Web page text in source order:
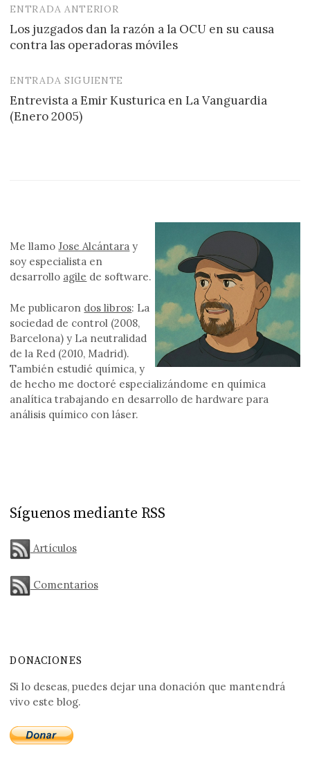
Navegación
de
ENTRADA ANTERIOR
Los juzgados dan la razón a la OCU en su causa
contra las operadoras móviles
ENTRADA SIGUIENTE
Entrevista a Emir Kusturica en La Vanguardia
(Enero 2005)
Me llamoJose Alcántara y
soy especialista en
desarrollo agile de software.
Me publicaron dos libros: La
sociedad de control (2008,
Barcelona) y La neutralidad
de la Red (2010, Madrid).
También estudié química, y
de hecho me doctoré especializándome en química
analítica trabajando en desarrollo de hardware para
análisis químico con láser.
Síguenos mediante RSS
Artículos
Comentarios
DONACIONES
Si lo deseas, puedes dejar una donación que mantendrá
vivo este blog.